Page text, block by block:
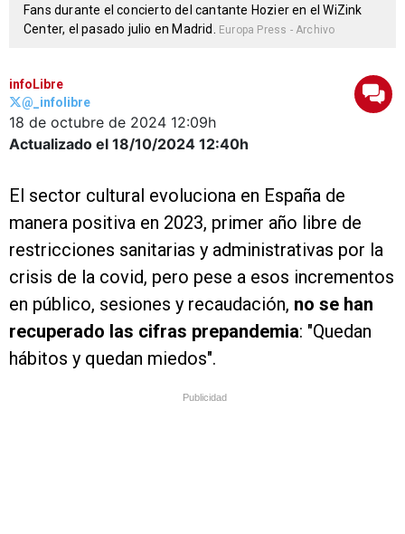
Fans durante el concierto del cantante Hozier en el WiZink
Center, el pasado julio en Madrid.
Europa Press - Archivo
infoLibre
@_infolibre
18 de octubre de 2024 12:09h
Actualizado el 18/10/2024 12:40h
El sector cultural evoluciona en España de
manera positiva en 2023, primer año libre de
restricciones sanitarias y administrativas por la
crisis de la covid, pero pese a esos incrementos
en público, sesiones y recaudación, no se han
recuperado las cifras prepandemia: "Quedan
hábitos y quedan miedos".
Publicidad